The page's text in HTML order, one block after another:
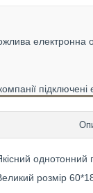
однотонний
розмір